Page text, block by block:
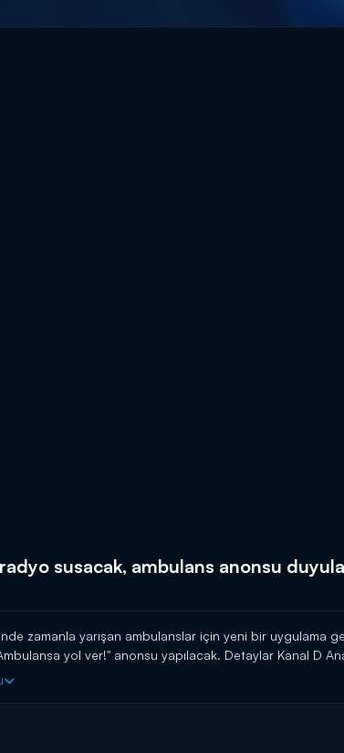
susacak, ambulans anonsu
zamanla yarışan ambulanslar için yeni bir uygulama
yol ver!" anonsu yapılacak. Detaylar Kanal D
hafta içi her akşam Kanal D'de!